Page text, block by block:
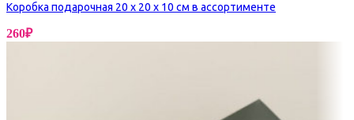
Коробка подарочная 20 х 20 х 10 см в ассортименте
260₽